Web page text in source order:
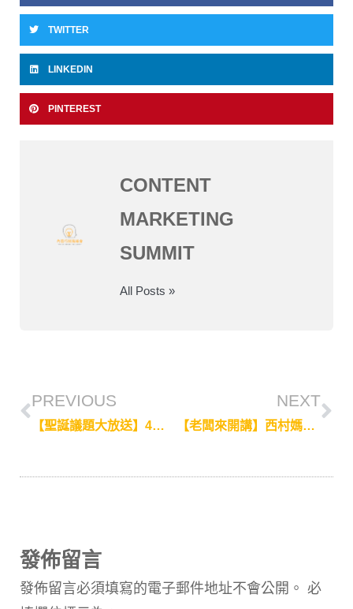
TWITTER
LINKEDIN
PINTEREST
CONTENT
MARKETING
SUMMIT
All Posts »
PREVIOUS
【聖誕議題大放送】4大議題企劃，用新聞引爆聖誕商機！
NEXT
【老闆來開講】西村媽媽致力推廣日本親子產品，陪伴孩子成長
發佈留言
發佈留言必須填寫的電子郵件地址不會公開。 必